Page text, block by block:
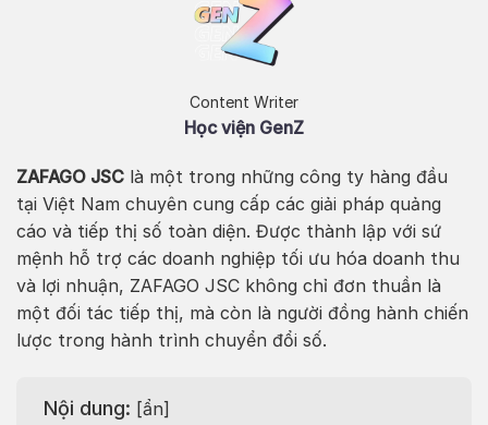
Content Writer
Học viện GenZ
ZAFAGO JSClà một trong những công ty hàng đầu
tại Việt Nam chuyên cung cấp các giải pháp quảng
cáo và tiếp thị số toàn diện. Được thành lập với sứ
mệnh hỗ trợ các doanh nghiệp tối ưu hóa doanh thu
và lợi nhuận, ZAFAGO JSC không chỉ đơn thuần là
một đối tác tiếp thị, mà còn là người đồng hành chiến
lược trong hành trình chuyển đổi số.
Nội dung: [ẩn]